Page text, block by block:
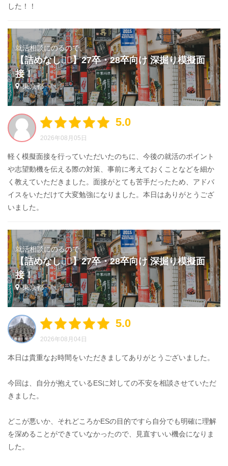
した！！
就活相談にのるので、
【詰めなし🙅‍♂️】27卒・28卒向け 深掘り模擬面
接！
東京都
5.0
2026年08月05日
軽く模擬面接を行っていただいたのちに、今後の就活のポイント
や志望動機を伝える際の対策、事前に考えておくことなどを細か
く教えていただきました。面接がとても苦手だったため、アドバ
イスをいただけて大変勉強になりました。本日はありがとうござ
いました。
就活相談にのるので、
【詰めなし🙅‍♂️】27卒・28卒向け 深掘り模擬面
接！
東京都
5.0
2026年08月04日
本日は貴重なお時間をいただきましてありがとうございました。
今回は、自分が抱えているESに対しての不安を相談させていただ
きました。
どこが悪いか、それどころかESの目的ですら自分でも明確に理解
を深めることができていなかったので、見直すいい機会になりま
した。